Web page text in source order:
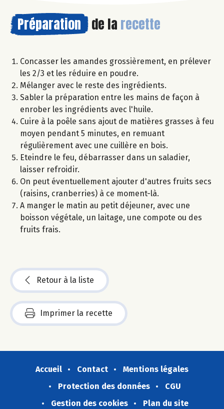
Préparation de la recette
Concasser les amandes grossièrement, en prélever
les 2/3 et les réduire en poudre.
Mélanger avec le reste des ingrédients.
Sabler la préparation entre les mains de façon à
enrober les ingrédients avec l'huile.
Cuire à la poêle sans ajout de matières grasses à feu
moyen pendant 5 minutes, en remuant
régulièrement avec une cuillère en bois.
Eteindre le feu, débarrasser dans un saladier,
laisser refroidir.
On peut éventuellement ajouter d'autres fruits secs
(raisins, cranberries) à ce moment-là.
A manger le matin au petit déjeuner, avec une
boisson végétale, un laitage, une compote ou des
fruits frais.
Retour à la liste
Imprimer la recette
Accueil Contact
Mentions légales
Protection des données
CGU
Gestion des cookies
Plan du site